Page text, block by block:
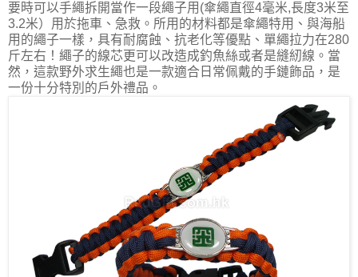
要時可以手繩拆開當作一段繩子用(傘繩直徑4毫米,長度3米至
3.2米）用於拖車、急救。所用的材料都是傘繩特用、與海船
用的繩子一樣，具有耐腐蝕、抗老化等優點、單繩拉力在280
斤左右！繩子的線芯更可以改造成釣魚絲或者是縫紉線。當
然，這款野外求生繩也是一款適合日常佩戴的手鏈飾品，是
一份十分特別的戶外禮品。